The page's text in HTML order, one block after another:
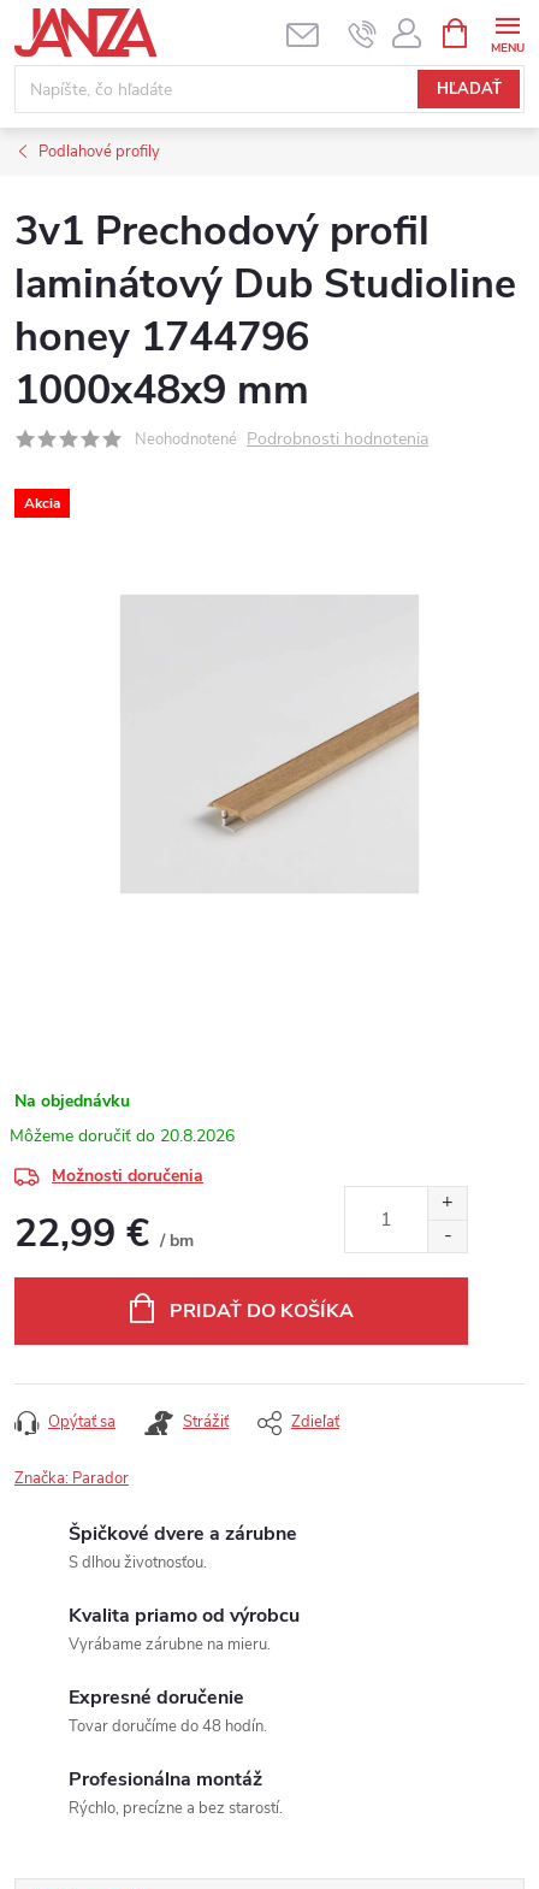
Prejsť na obsah
HĽADAŤ
Podlahové profily
3v1 Prechodový profil
laminátový Dub Studioline
honey 1744796
1000x48x9 mm
Neohodnotené Podrobnosti hodnotenia
Akcia
Na objednávku
20.8.2026
Možnosti doručenia
22,99 € / bm
PRIDAŤ DO KOŠÍKA
Opýtať sa Strážiť Zdieľať
Značka: Parador
Špičkové dvere a zárubne
S dlhou životnosťou.
Kvalita priamo od výrobcu
Vyrábame zárubne na mieru.
Expresné doručenie
Tovar doručíme do 48 hodín.
Profesionálna montáž
Rýchlo, precízne a bez starostí.